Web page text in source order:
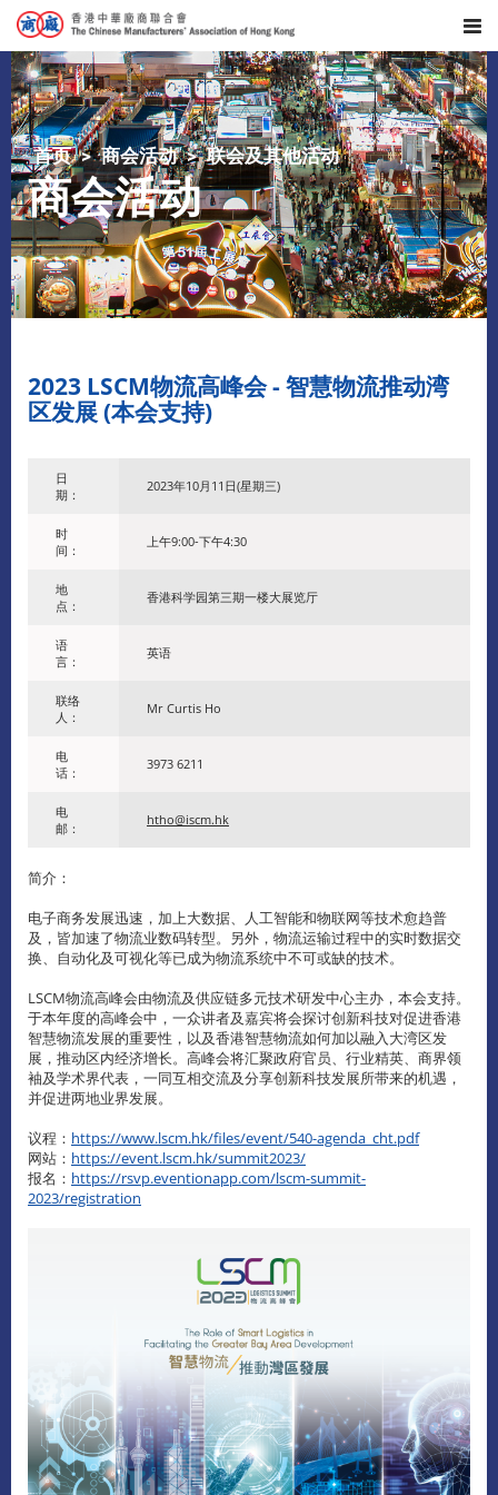
首页 商会活动 联会及其他活动
商会活动
2023 LSCM物流高峰会 - 智慧物流推动湾
区发展 (本会支持)
日
期：
2023年10月11日(星期三)
时
间：
上午9:00-下午4:30
地
点：
香港科学园第三期一楼大展览厅
语
言：
英语
联络
人：
Mr Curtis Ho
电
话：
3973 6211
电
邮：
htho@iscm.hk
简介：
电子商务发展迅速，加上大数据、人工智能和物联网等技术愈趋普
及，皆加速了物流业数码转型。另外，物流运输过程中的实时数据交
换、自动化及可视化等已成为物流系统中不可或缺的技术。
LSCM物流高峰会由物流及供应链多元技术研发中心主办，本会支持。
于本年度的高峰会中，一众讲者及嘉宾将会探讨创新科技对促进香港
智慧物流发展的重要性，以及香港智慧物流如何加以融入大湾区发
展，推动区内经济增长。高峰会将汇聚政府官员、行业精英、商界领
袖及学术界代表，一同互相交流及分享创新科技发展所带来的机遇，
并促进两地业界发展。
议程： https://www.lscm.hk/files/event/540-agenda_cht.pdf
网站： https://event.lscm.hk/summit2023/
报名： https://rsvp.eventionapp.com/lscm-summit-
2023/registration